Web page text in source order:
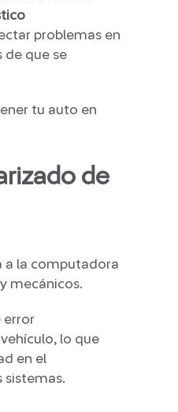
problemas en
de que se
tu auto en
de
a la computadora
mecánicos.
error
lo que
en el
sistemas.